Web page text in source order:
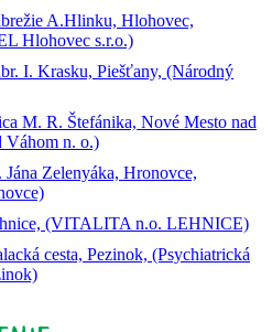
A.Hlinku, Hlohovec,
Hlohovec s.r.o.)
I. Krasku, Piešťany, (Národný
M. R. Štefánika, Nové Mesto nad
Váhom n. o.)
Zelenyáka, Hronovce,
(VITALITA n.o. LEHNICE)
cesta, Pezinok, (Psychiatrická